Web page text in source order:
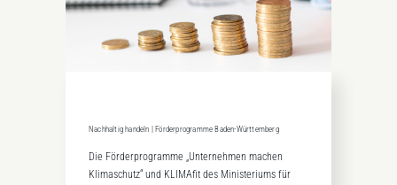
Nachhaltig handeln | Förderprogramme Baden-Württemberg
Die Förderprogramme „Unternehmen machen
Klimaschutz“ und KLIMAfit des Ministeriums für